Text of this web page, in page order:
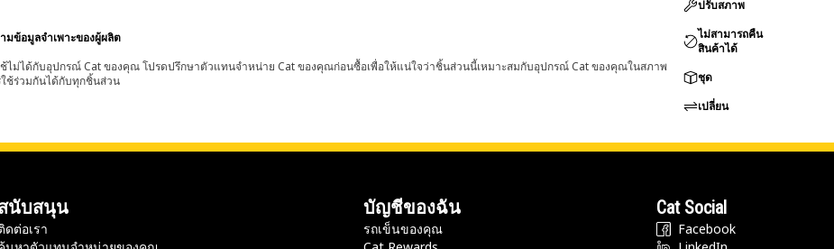
ข้อมูลจำเพาะของผู้ผลิต
ไม่ได้กับอุปกรณ์ Cat ของคุณ โปรดปรึกษาตัวแทนจำหน่าย Cat ของคุณก่อนซื้อเพื่อให้แน่ใจว่าชิ้นส่วนนี้เหมาะสมกับอุปกรณ์ Cat ของคุณในสภาพ
ช้ร่วมกันได้กับทุกชิ้นส่วน
ปรับสภาพ
ไม่สามารถคืน
สินค้าได้
ชุด
เปลี่ยน
นับสนุน
ดต่อเรา
บัญชีของฉัน
รถเข็นของคุณ
Cat Social
Facebook